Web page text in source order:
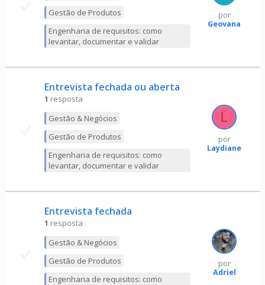
Gestão de Produtos
Engenharia de requisitos: como
levantar, documentar e validar
por
Geovana
Entrevista fechada ou aberta
1 resposta
Gestão & Negócios
Gestão de Produtos
Engenharia de requisitos: como
levantar, documentar e validar
por
Laydiane
Entrevista fechada
1 resposta
Gestão & Negócios
Gestão de Produtos
Engenharia de requisitos: como
por
Adriel